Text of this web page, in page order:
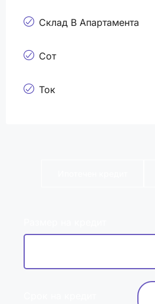
Склад В Апартамента
Сот
Ток